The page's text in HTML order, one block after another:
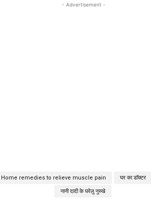
- Advertisement -
Home remedies to relieve muscle pain घर का डॉक्टर
नानी दादी के घरेलु नुस्खे